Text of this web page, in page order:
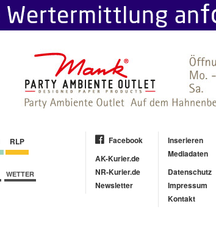
RLP
WETTER
Facebook
AK-Kurier.de
NR-Kurier.de
Newsletter
Inserieren
Mediadaten
Datenschutz
Impressum
Kontakt